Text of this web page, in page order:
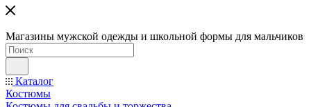
Магазины мужской одежды и школьной формы для мальчиков
Каталог
Костюмы